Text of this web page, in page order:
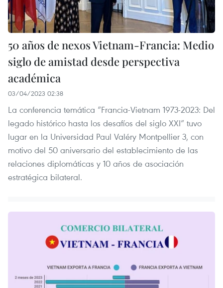
50 años de nexos Vietnam-Francia: Medio
siglo de amistad desde perspectiva
académica
03/04/2023 02:38
La conferencia temática “Francia-Vietnam 1973-2023: Del
legado histórico hasta los desafíos del siglo XXI” tuvo
lugar en la Universidad Paul Valéry Montpellier 3, con
motivo del 50 aniversario del establecimiento de las
relaciones diplomáticas y 10 años de asociación
estratégica bilateral.